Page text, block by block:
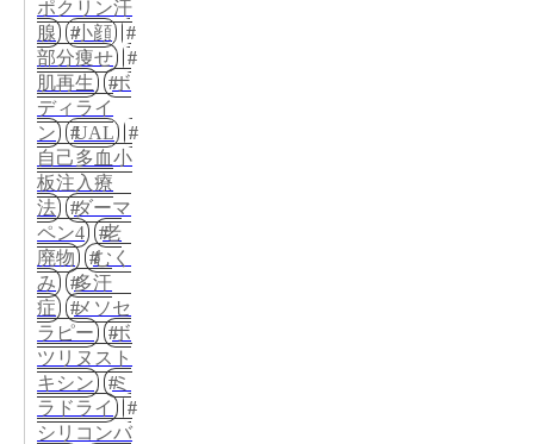
ポクリン汗
腺
小顔
部分痩せ
肌再生
ボ
ディライ
ン
UAL
自己多血小
板注入療
法
ダーマ
ペン4
老
廃物
むく
み
多汗
症
メソセ
ラピー
ボ
ツリヌスト
キシン
ミ
ラドライ
シリコンバ